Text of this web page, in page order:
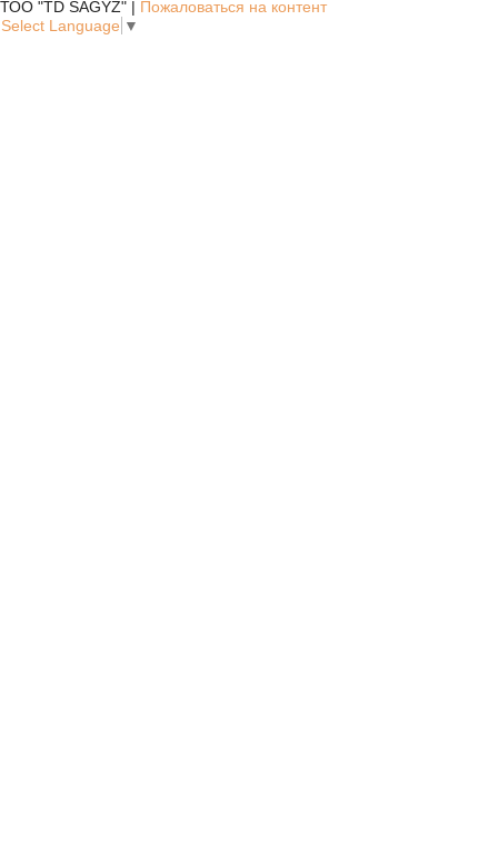
ТОО "TD SAGYZ" | Пожаловаться на контент
Select Language ▼